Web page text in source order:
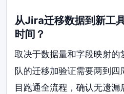
从Jira迁移数据到新工
时间？
取决于数据量和字段映射的
队的迁移加验证需要两到四
目跑通全流程，确认无遗漏